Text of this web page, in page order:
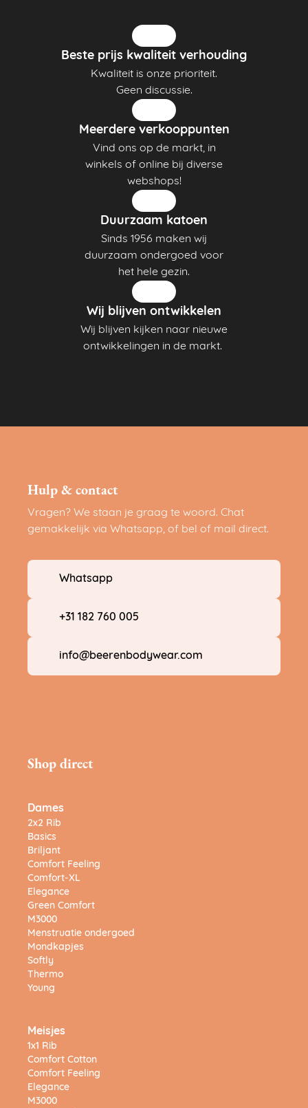
Beste prijs kwaliteit verhouding
Kwaliteit is onze prioriteit.
Geen discussie.
Meerdere verkooppunten
Vind ons op de markt, in
winkels of online bij diverse
webshops!
Duurzaam katoen
Sinds 1956 maken wij
duurzaam ondergoed voor
het hele gezin.
Wij blijven ontwikkelen
Wij blijven kijken naar nieuwe
ontwikkelingen in de markt.
Hulp & contact
Vragen? We staan je graag te woord. Chat
gemakkelijk via Whatsapp, of bel of mail direct.
Whatsapp
+31 182 760 005
info@beerenbodywear.com
Shop direct
Dames
2x2 Rib
Basics
Briljant
Comfort Feeling
Comfort-XL
Elegance
Green Comfort
M3000
Menstruatie ondergoed
Mondkapjes
Softly
Thermo
Young
Meisjes
1x1 Rib
Comfort Cotton
Comfort Feeling
Elegance
M3000